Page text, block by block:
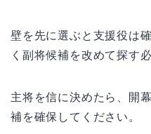
壁を先に選ぶと支援役は
く副将候補を改めて探す
主将を信に決めたら、開
補を確保してください。